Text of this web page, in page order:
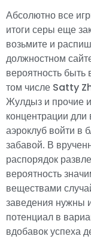
Абсолютно все
итоги серы еще
возьмите и
должностном
вероятность быть
том числе Satty
Жулдыз и прочие
концентрации
аэроклуб войти в
забавой. В
распорядок
вероятность
веществами
заведения нужны
потенциал в
вдобавок успеха